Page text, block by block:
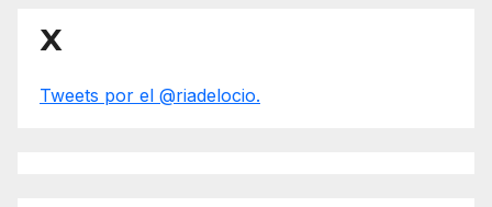
X
Tweets por el @riadelocio.